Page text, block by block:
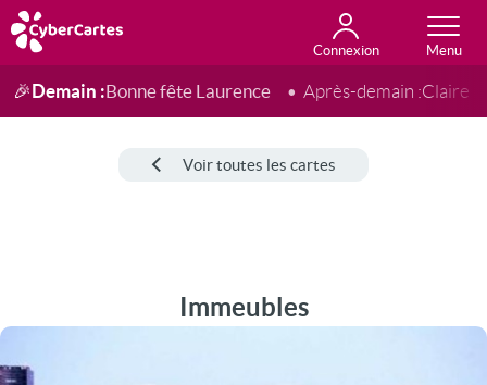
Connexion
Anniversaire
Fête du jour
Amour
Amitié
Merci
Toutes les cartes
🎉Demain :Bonne fête Laurence Après-demain :Claire
Voir toutes les cartes
Immeubles